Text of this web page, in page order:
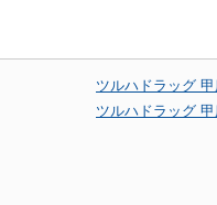
ツルハドラッグ
ツルハドラッグ